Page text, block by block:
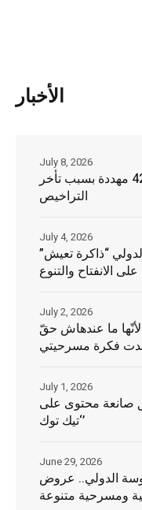
الأخبار
مدير مهرجان القنطاوي: الدورة 42 مهددة بسبب تأخر
التراخيص
July 8, 2026
الدولي “ذاكرة تعيش”
July 4, 2026
لأنّها ما عندهاش حقّ
فكرة مسرحيتي
July 2, 2026
صانعة محتوى على
‘تيك توك’
July 1, 2026
سوسة الدولي.. عروض
ومسرحية متنوعة
June 29, 2026